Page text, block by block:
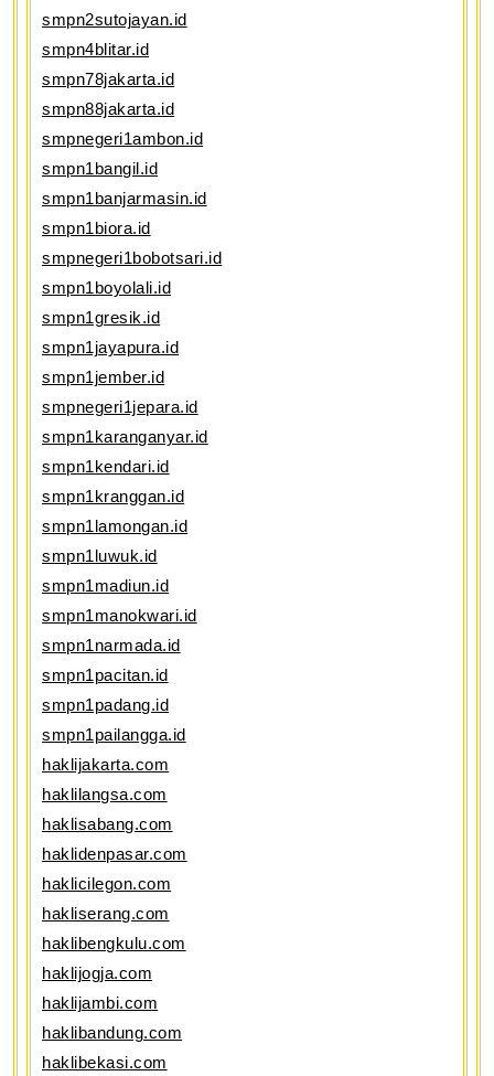
smpn2sutojayan.id
smpn4blitar.id
smpn78jakarta.id
smpn88jakarta.id
smpnegeri1ambon.id
smpn1bangil.id
smpn1banjarmasin.id
smpn1biora.id
smpnegeri1bobotsari.id
smpn1boyolali.id
smpn1gresik.id
smpn1jayapura.id
smpn1jember.id
smpnegeri1jepara.id
smpn1karanganyar.id
smpn1kendari.id
smpn1kranggan.id
smpn1lamongan.id
smpn1luwuk.id
smpn1madiun.id
smpn1manokwari.id
smpn1narmada.id
smpn1pacitan.id
smpn1padang.id
smpn1pailangga.id
haklijakarta.com
haklilangsa.com
haklisabang.com
haklidenpasar.com
haklicilegon.com
hakliserang.com
haklibengkulu.com
haklijogja.com
haklijambi.com
haklibandung.com
haklibekasi.com